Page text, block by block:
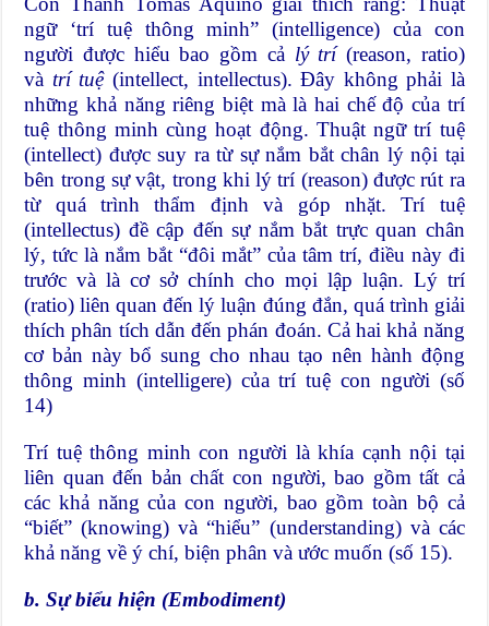
ngữ ‘trí tuệ thông minh” (intelligence) của con
người được hiểu bao gồm cả lý trí(reason, ratio)
và trí tuệ(intellect, intellectus). Đây không phải là
những khả năng riêng biệt mà là hai chế độ của trí
tuệ thông minh cùng hoạt động. Thuật ngữ trí tuệ
(intellect) được suy ra từ sự nắm bắt chân lý nội tại
bên trong sự vật, trong khi lý trí (reason) được rút ra
từ quá trình thẩm định và góp nhặt. Trí tuệ
(intellectus) đề cập đến sự nắm bắt trực quan chân
lý, tức là nắm bắt “đôi mắt” của tâm trí, điều này đi
trước và là cơ sở chính cho mọi lập luận. Lý trí
(ratio) liên quan đến lý luận đúng đắn, quá trình giải
thích phân tích dẫn đến phán đoán. Cả hai khả năng
cơ bản này bổ sung cho nhau tạo nên hành động
thông minh (intelligere) của trí tuệ con người (số
14)
Trí tuệ thông minh con người là khía cạnh nội tại
liên quan đến bản chất con người, bao gồm tất cả
các khả năng của con người, bao gồm toàn bộ cả
“biết” (knowing) và “hiểu” (understanding) và các
khả năng về ý chí, biện phân và ước muốn (số 15).
b. Sự biểu hiện (Embodiment)